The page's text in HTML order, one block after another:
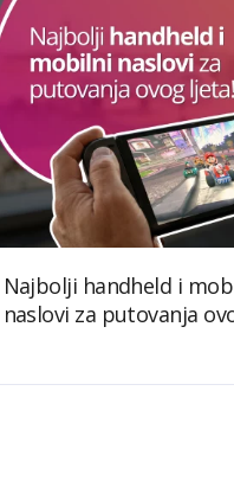
Najbolji handheld i
naslovi za putovanja